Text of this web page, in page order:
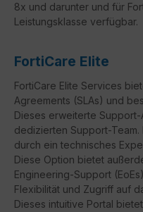
8x und darunter und für
Leistungsklasse verfügbar.
FortiCare Elite
FortiCare Elite Services
Agreements (SLAs) und
Dieses erweiterte
dedizierten Support-
durch ein technisches
Diese Option bietet
Engineering-Support (EoEs
Flexibilität und Zugriff auf
Dieses intuitive Portal